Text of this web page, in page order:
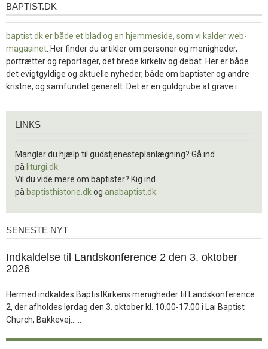
baptist.dk
BAPTIST.DK
baptist.dk er både et blad og en hjemmeside, som vi kalder web-
magasinet . Her finder du artikler om personer og menigheder,
portrætter og reportager, det brede kirkeliv og debat. Her er både
det evigtgyldige og aktuelle nyheder, både om baptister og andre
kristne, og samfundet generelt. Det er en guldgrube at grave i.
LINKS
Mangler du hjælp til gudstjenesteplanlægning? Gå ind
på liturgi.dk
Vil du vide mere om baptister? Kig ind
på baptisthistorie.dkog anabaptist.dk
Seneste
SENESTE NYT
jul.
Indkaldelse til Landskonference 2 den 3. oktober
2026
Hermed indkaldes BaptistKirkens menigheder til Landskonference
2, der afholdes lørdag den 3. oktober kl. 10.00-17.00 i Lai Baptist
Church, Bakkevej……